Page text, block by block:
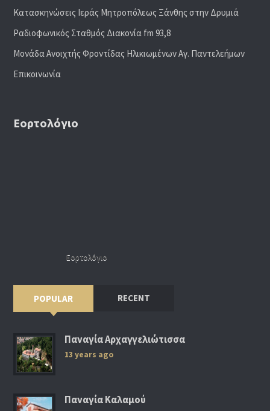
Κατασκηνώσεις Ιεράς Μητροπόλεως Ξάνθης στην Δρυμιά
Ραδιoφωνικός Σταθμός Διακονία fm 93,8
Μονάδα Ανοιχτής Φροντίδας Ηλικιωμένων Αγ. Παντελεήμων
Επικοινωνία
Εορτολόγιο
Εορτολόγιο
POPULAR RECENT
Παναγία Αρχαγγελιώτισσα
13 years ago
Παναγία Καλαμού